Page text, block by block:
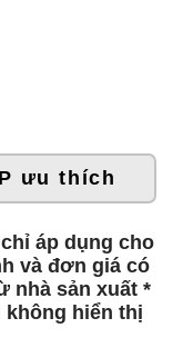
ưu thích
áp dụng cho
và đơn giá có
nhà sản xuất *
không hiển thị